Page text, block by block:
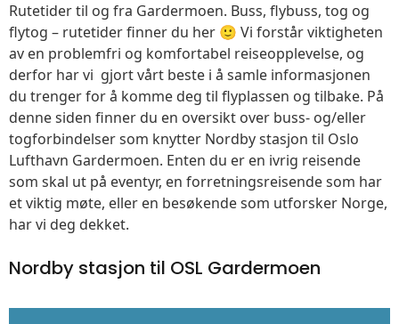
Rutetider til og fra Gardermoen. Buss, flybuss, tog og
flytog – rutetider finner du her 🙂 Vi forstår viktigheten
av en problemfri og komfortabel reiseopplevelse, og
derfor har vi gjort vårt beste i å samle informasjonen
du trenger for å komme deg til flyplassen og tilbake. På
denne siden finner du en oversikt over buss- og/eller
togforbindelser som knytter Nordby stasjon til Oslo
Lufthavn Gardermoen. Enten du er en ivrig reisende
som skal ut på eventyr, en forretningsreisende som har
et viktig møte, eller en besøkende som utforsker Norge,
har vi deg dekket.
Nordby stasjon til OSL Gardermoen